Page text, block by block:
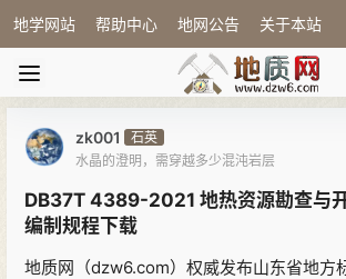
地学网站 帮助中心 地网公告 关于本站
zk001
石英
水晶的澄明，需穿越多少混沌岩层
DB37T 4389-2021 地热资源勘查与
编制规程下载
地质网（dzw6.com）权威发布山东省地方